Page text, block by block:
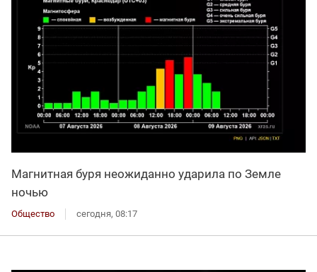
Магнитная буря неожиданно ударила по Земле
ночью
Общество сегодня, 08:17